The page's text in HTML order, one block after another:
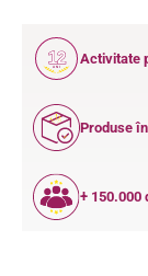
12
ANI
Activitate
Produse
+ 150.000